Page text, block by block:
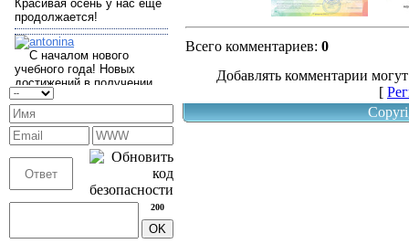
200
Всего комментариев: 0
Добавлять комментарии
[